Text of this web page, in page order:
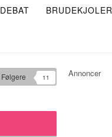
DEBAT BRUDEKJOLER
Følgere 11 Annoncer